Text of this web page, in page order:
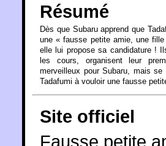
Résumé
Dès que Subaru apprend que
une « fausse petite amie, une
elle lui propose sa candidature !
les cours, organisent leur
merveilleux pour Subaru, mais
Tadafumi à vouloir une fausse
Site officiel
Fausse petite